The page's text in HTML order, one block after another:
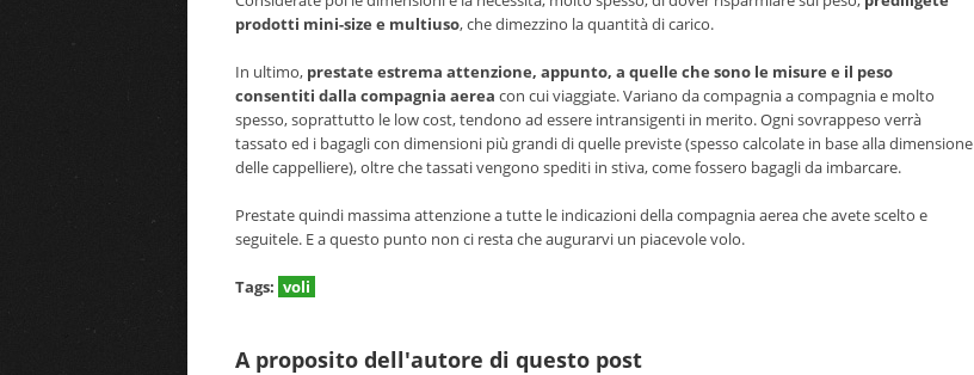
prodotti mini-size e multiuso, che dimezzino la quantità di carico.
In ultimo, prestate estrema attenzione, appunto, a quelle che sono le misure e il peso
consentiti dalla compagnia aerea con cui viaggiate. Variano da compagnia a compagnia e molto
spesso, soprattutto le low cost, tendono ad essere intransigenti in merito. Ogni sovrappeso verrà
tassato ed i bagagli con dimensioni più grandi di quelle previste (spesso calcolate in base alla dimensione
delle cappelliere), oltre che tassati vengono spediti in stiva, come fossero bagagli da imbarcare.
Prestate quindi massima attenzione a tutte le indicazioni della compagnia aerea che avete scelto e
seguitele. E a questo punto non ci resta che augurarvi un piacevole volo.
Tags: voli
A proposito dell'autore di questo post